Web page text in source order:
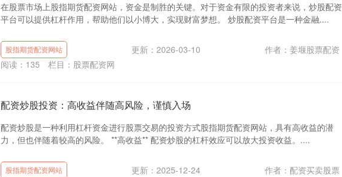
在股票市场上股指期货配资网站，资金是制胜的关键。对于资金有限的投资者来说，炒股配资
平台可以提供杠杆作用，帮助他们以小博大，实现财富梦想。 炒股配资平台是一种金融....
股指期货配资网站 更新：2026-03-10
作者：姜堰股票配资
阅读： 135 栏目： 股票配资网
配资炒股投资：高收益伴随高风险，谨慎入场
配资炒股是一种利用杠杆资金进行股票交易的投资方式股指期货配资网站，具有高收益的潜
力，但也伴随着较高的风险。 **高收益** 配资炒股的杠杆效应可以放大投资收益。....
股指期货配资网站 更新：2025-12-24
作者：配资买卖股票